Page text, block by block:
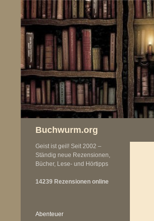
springen
Buchwurm.org
Geist ist geil! Seit 2002 –
Ständig neue Rezensionen,
Bücher, Lese- und Hörtipps
14239 Rezensionen online
Abenteuer